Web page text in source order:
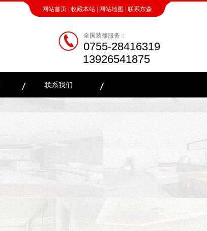
网站首页 收藏本站 网站地图 联系东森
全国装修服务：
0755-28416319
13926541875
联系我们